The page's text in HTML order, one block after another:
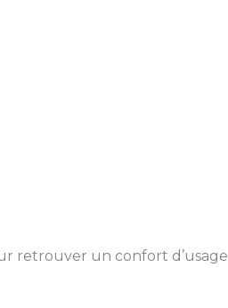
retrouver un confort d’usage